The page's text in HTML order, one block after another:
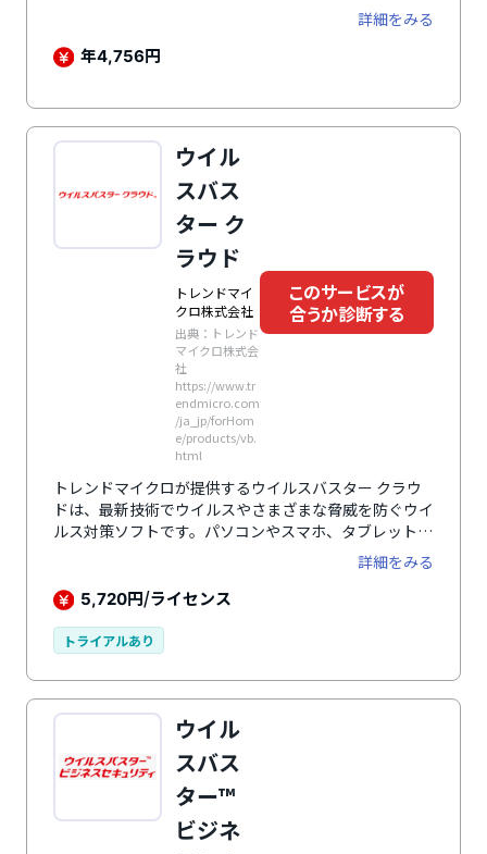
詳細をみる
年4,756円
ウイル
スバス
ター ク
ラウド
トレンドマイ
クロ株式会社
出典：トレンド
マイクロ株式会
社
https://www.tr
endmicro.com
/ja_jp/forHom
e/products/vb.
html
このサービスが
合うか診断する
トレンドマイクロが提供するウイルスバスター クラウ
ドは、最新技術でウイルスやさまざまな脅威を防ぐウイ
ルス対策ソフトです。パソコンやスマホ、タブレットに
も対応しており、年中無休のサポートも付いています。
詳細をみる
5,720円/ライセンス
トライアルあり
ウイル
スバス
ター™
ビジネ